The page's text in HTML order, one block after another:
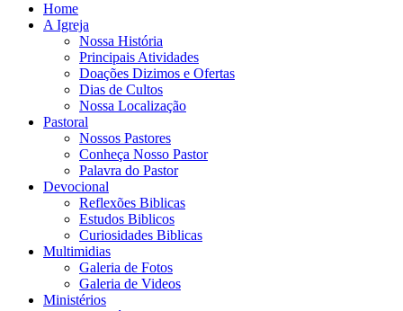
Home
A Igreja
Nossa História
Principais Atividades
Doações Dizimos e Ofertas
Dias de Cultos
Nossa Localização
Pastoral
Nossos Pastores
Conheça Nosso Pastor
Palavra do Pastor
Devocional
Reflexões Biblicas
Estudos Biblicos
Curiosidades Biblicas
Multimidias
Galeria de Fotos
Galeria de Videos
Ministérios